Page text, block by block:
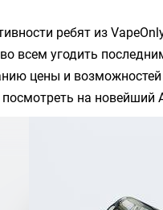
ребят из
всем угодить
цены и
на новейший